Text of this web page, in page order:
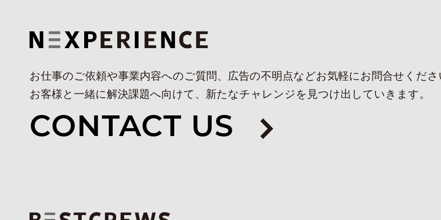
お仕事のご依頼や事業内容へのご質問、広告の不明点などお気軽にお問合せくだ
お客様と一緒に解決課題へ向けて、新たなチャレンジを見つけ出していきます。
CONTACT US